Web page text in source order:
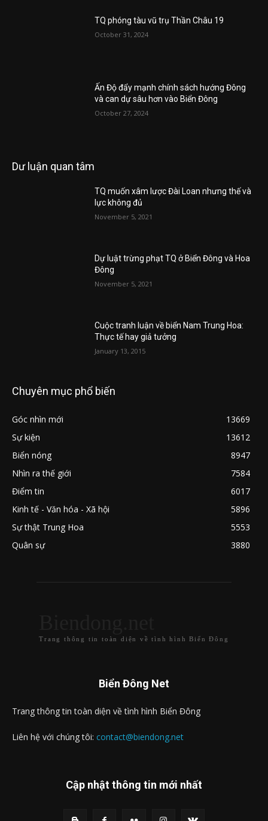
TQ phóng tàu vũ trụ Thần Châu 19
October 31, 2024
Ấn Độ đẩy mạnh chính sách hướng Đông
và can dự sâu hơn vào Biển Đông
October 27, 2024
Dư luận quan tâm
TQ muốn xâm lược Đài Loan nhưng thế và
lực không đủ
November 5, 2021
Dự luật trừng phạt TQ ở Biển Đông và Hoa
Đông
November 5, 2021
Cuộc tranh luận về biển Nam Trung Hoa:
Thực tế hay giả tưởng
January 13, 2015
Chuyên mục phổ biến
Góc nhìn mới
13669
Sự kiện
13612
Biển nóng
8947
Nhìn ra thế giới
7584
Điểm tin
6017
Kinh tế - Văn hóa - Xã hội
5896
Sự thật Trung Hoa
5553
Quân sự
3880
Trang thông tin toàn diện về tình hình Biển Đông
Biển Đông Net
Trang thông tin toàn diện về tình hình Biển Đông
Liên hệ với chúng tôi: contact@biendong.net
Cập nhật thông tin mới nhất